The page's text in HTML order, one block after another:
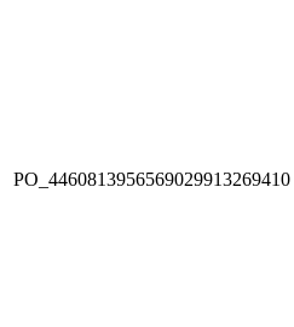
PO_4460813956569029913269410